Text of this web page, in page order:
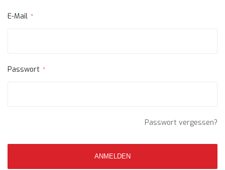
E-Mail
Passwort
ANMELDEN
Passwort vergessen?